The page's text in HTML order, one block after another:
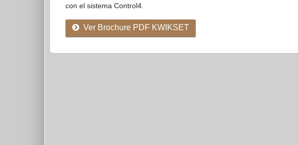
con el sistema Control4.
Ver Brochure PDF KWIKSET